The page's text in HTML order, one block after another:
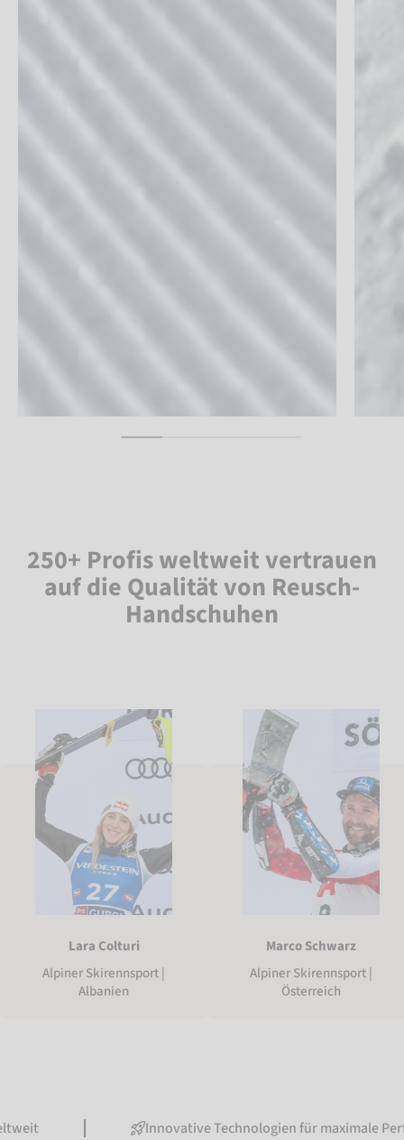
250+ Profis weltweit vertrauen
auf die Qualität von Reusch-
Handschuhen
Lara Colturi
Alpiner Skirennsport |
Albanien
Marco Schwarz
Alpiner Skirennsport |
Österreich
Innovative Technologien für maximale Performance